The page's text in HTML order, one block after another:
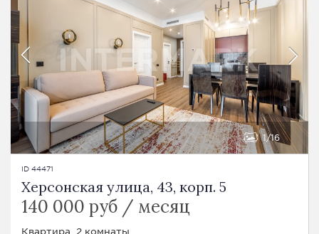
1 16
ID 44471
Херсонская улица, 43, корп. 5
140 000 руб / месяц
Квартира, 2 комнаты